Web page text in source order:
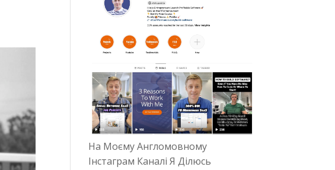
На Моєму Англомовному
Інстаграм Каналі Я Ділюсь